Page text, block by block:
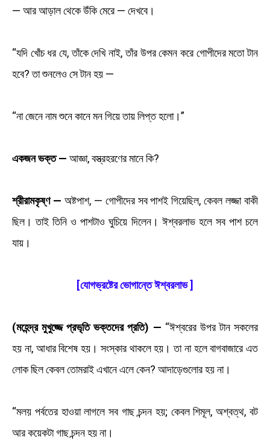
— আর আড়াল থেকে উঁকি মেরে — দেখবে।
“যদি খোঁচ ধর যে, তাঁকে দেখি নাই, তাঁর উপর কেমন করে গোপীদের মতো টান
হবে? তা শুনলেও সে টান হয় —
“না জেনে নাম শুনে কানে মন গিয়ে তায় লিপ্ত হলো।”
একজন ভক্ত — আজ্ঞা, বস্ত্রহরণের মানে কি?
শ্রীরামকৃষ্ণ — অষ্টপাশ, — গোপীদের সব পাশই গিয়েছিল, কেবল লজ্জা বাকী
ছিল। তাই তিনি ও পাশটাও ঘুচিয়ে দিলেন। ঈশ্বরলাভ হলে সব পাশ চলে
যায়।
[যোগভ্রষ্টের ভোগান্তে ঈশ্বরলাভ ]
(মহেন্দ্র মুখুজ্জে প্রভৃতি ভক্তদের প্রতি) — “ঈশ্বরের উপর টান সকলের
হয় না, আধার বিশেষ হয়। সংস্কার থাকলে হয়। তা না হলে বাগবাজারে এত
লোক ছিল কেবল তোমরাই এখানে এলে কেন? আদাড়েগুলোর হয় না।
“মলয় পর্বতের হাওয়া লাগলে সব গাছ চন্দন হয়; কেবল শিমূল, অশ্বত্থ, বট
আর কয়েকটা গাছ চন্দন হয় না।